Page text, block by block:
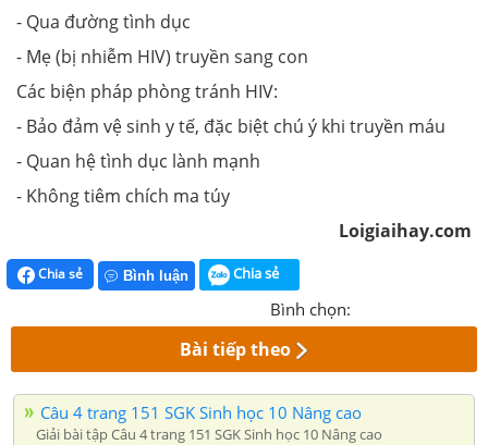
- Qua đường tình dục
- Mẹ (bị nhiễm HIV) truyền sang con
Các biện pháp phòng tránh HIV:
- Bảo đảm vệ sinh y tế, đặc biệt chú ý khi truyền máu
- Quan hệ tình dục lành mạnh
- Không tiêm chích ma túy
Loigiaihay.com
Chia sẻ Bình luận Chia sẻ
Bình chọn:
Bài tiếp theo
Câu 4 trang 151 SGK Sinh học 10 Nâng cao
Giải bài tập Câu 4 trang 151 SGK Sinh học 10 Nâng cao